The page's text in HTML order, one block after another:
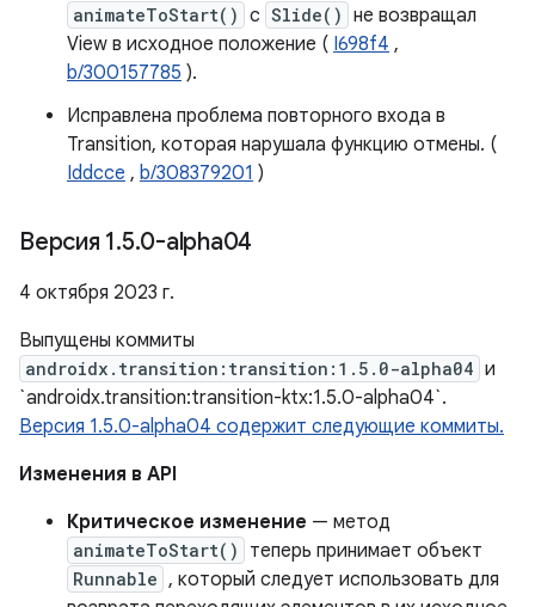
animateToStart() с Slide() не возвращал
View в исходное положение ( I698f4 ,
b/300157785 ).
Исправлена ​​проблема повторного входа в
Transition, которая нарушала функцию отмены. (
Iddcce , b/308379201 )
Версия 1.5.0-alpha04
4 октября 2023 г.
Выпущены коммиты
androidx.transition:transition:1.5.0-alpha04 и
`androidx.transition:transition-ktx:1.5.0-alpha04`.
Версия 1.5.0-alpha04 содержит следующие коммиты.
Изменения в API
Критическое изменение — метод
animateToStart() теперь принимает объект
Runnable , который следует использовать для